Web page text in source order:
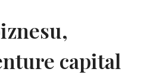
capital